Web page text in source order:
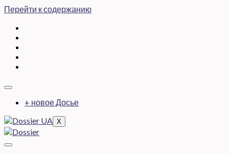
Перейти к содержанию
+ новое Досье
X